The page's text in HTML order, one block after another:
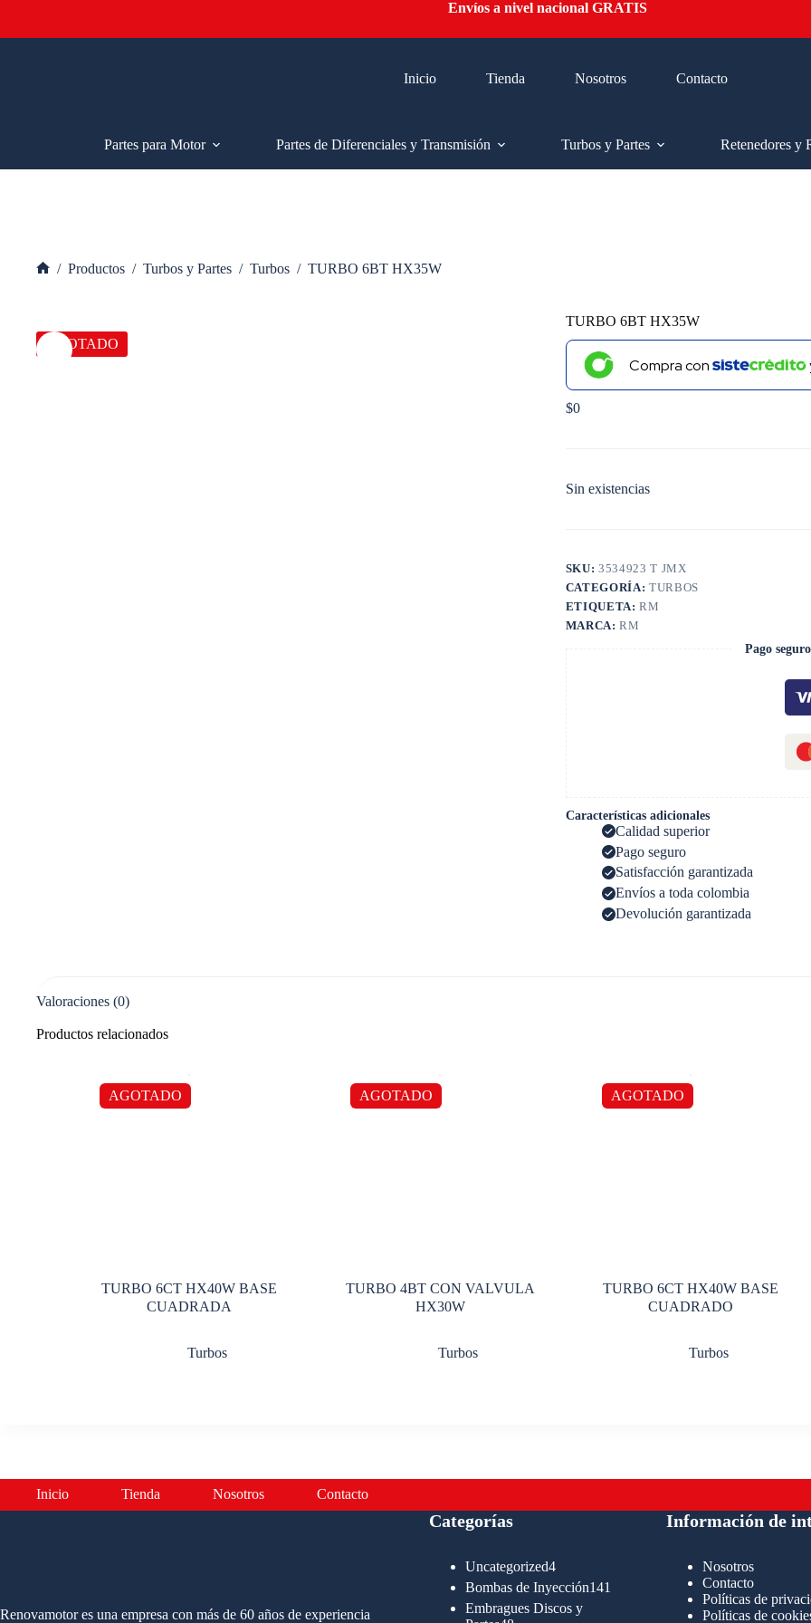
contenido
Envíos a nivel nacional GRATIS
Inicio Tienda Nosotros Contacto
Partes para Motor
Partes de Diferenciales y Transmisión Turbos y Partes Retenedores y
/ Productos / Turbos y Partes / Turbos / TURBO 6BT HX35W
AGOTADO
TURBO 6BT HX35W
Compra con
$0
Sin existencias
SKU:3534923 T JMX
CATEGORÍA: TURBOS
ETIQUETA:RM
MARCA:RM
Pago
Características adicionales
Calidad superior
Pago seguro
Satisfacción garantizada
Envíos a toda colombia
Devolución garantizada
Valoraciones (0)
Productos relacionados
AGOTADO
TURBO 6CT HX40W BASE
CUADRADA
Turbos
AGOTADO
TURBO 4BT CON VALVULA
HX30W
Turbos
AGOTADO
TURBO 6CT HX40W BASE
CUADRADO
Turbos
Inicio Tienda Nosotros Contacto
Renovamotor es una empresa con más de 60 años de experiencia
Categorías
Uncategorized44
productos
Bombas de Inyección141
Embragues Discos y
Información de
Nosotros
Contacto
Políticas de
Políticas de